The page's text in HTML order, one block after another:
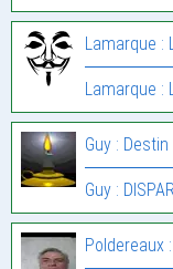
Lamarque :
Lamarque :
Guy : Destin
Guy :
Poldereaux :